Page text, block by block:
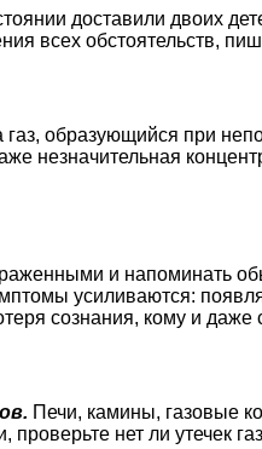
доставили двоих
всех обстоятельств,
газ, образующийся при
незначительная
и напоминать
усиливаются:
сознания, кому и даже
Печи, камины, газовые
нет ли утечек